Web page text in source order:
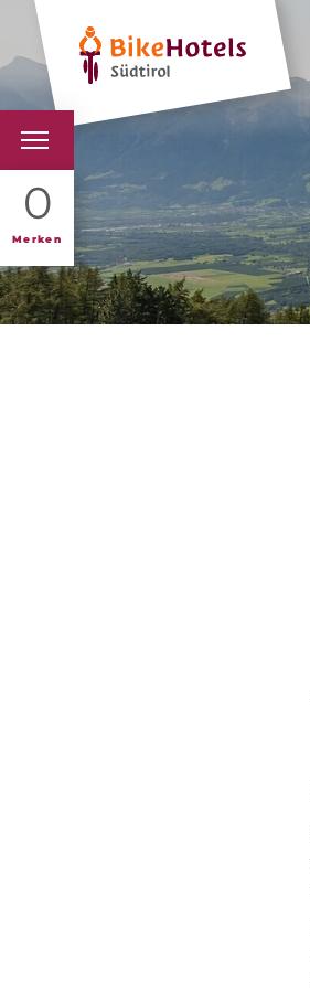
0
Merken
HOTELS &
TOUREN &